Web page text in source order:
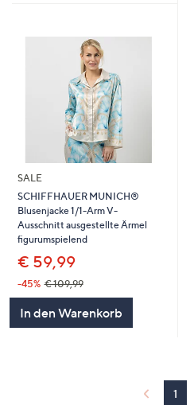
SALE
SCHIFFHAUER MUNICH®
Blusenjacke 1/1-Arm V-
Ausschnitt ausgestellte Ärmel
figurumspielend
€ 59,99
-45% € 109,99
In den Warenkorb
1